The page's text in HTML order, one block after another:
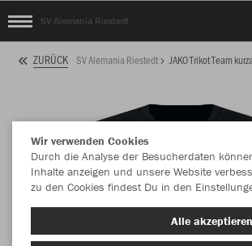
SV Alemania Riestedt
ZURÜCK SV Alemania Riestedt JAKO Trikot Team
Wir verwenden Cookies
Durch die Analyse der Besucherdaten
Inhalte anzeigen und unsere Website
zu den Cookies findest Du in den
Alle akzeptieren